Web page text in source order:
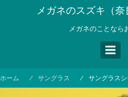
キ
メガネのスズキ（奈
メガネのことなら
ホーム サングラス サングラスシ